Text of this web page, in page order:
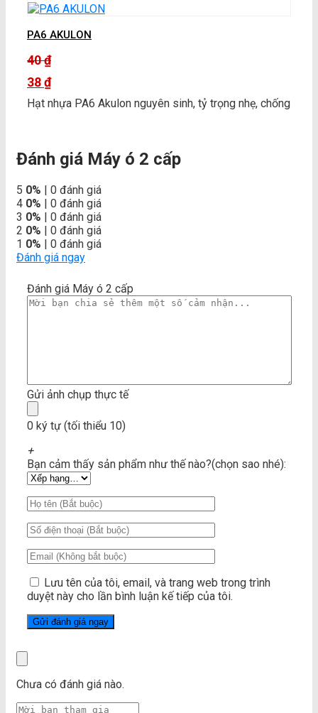
PA6 AKULON
40₫
Giá
là:
38₫
Giá
38 ₫.
Hạt nhựa PA6 Akulon nguyên sinh, tỷ trọng nhẹ, chống
Đánh giá Máy ó 2 cấp
5 0% | 0 đánh giá
4 0% | 0 đánh giá
3 0% | 0 đánh giá
2 0% | 0 đánh giá
1 0% | 0 đánh giá
Đánh giá ngay
Đánh giá Máy ó 2 cấp
Gửi ảnh chụp thực tế
0 ký tự (tối thiểu 10)
+
Bạn cảm thấy sản phẩm như thế nào?(chọn sao nhé):
Lưu tên của tôi, email, và trang web trong trình
duyệt này cho lần bình luận kế tiếp của tôi.
Chưa có đánh giá nào.